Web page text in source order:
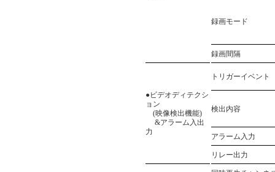
録画モード
録画間隔
●ビデオディテクシ
ョン
(映像検出機能)
&アラーム入出
力
トリガーイベント
検出内容
アラーム入力
リレー出力